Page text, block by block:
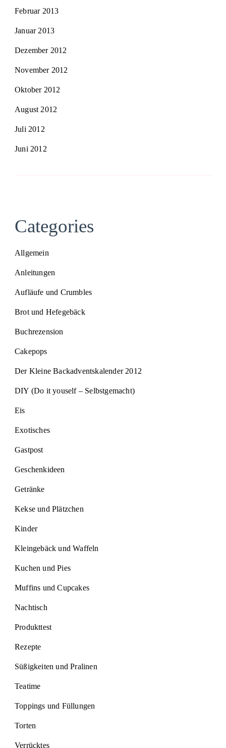
Februar 2013
Januar 2013
Dezember 2012
November 2012
Oktober 2012
August 2012
Juli 2012
Juni 2012
Categories
Allgemein
Anleitungen
Aufläufe und Crumbles
Brot und Hefegebäck
Buchrezension
Cakepops
Der Kleine Backadventskalender 2012
DIY (Do it youself – Selbstgemacht)
Eis
Exotisches
Gastpost
Geschenkideen
Getränke
Kekse und Plätzchen
Kinder
Kleingebäck und Waffeln
Kuchen und Pies
Muffins und Cupcakes
Nachtisch
Produkttest
Rezepte
Süßigkeiten und Pralinen
Teatime
Toppings und Füllungen
Torten
Verrücktes